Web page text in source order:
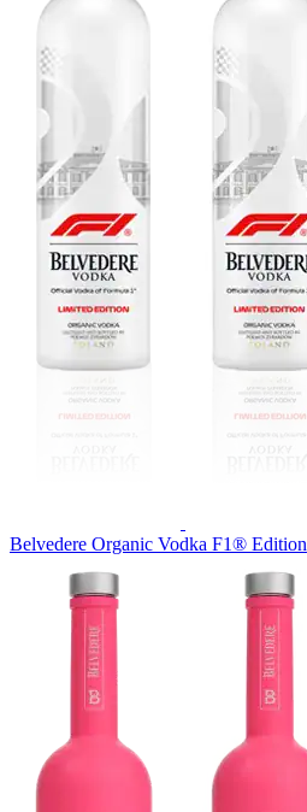
Belvedere Organic Vodka F1® Edition